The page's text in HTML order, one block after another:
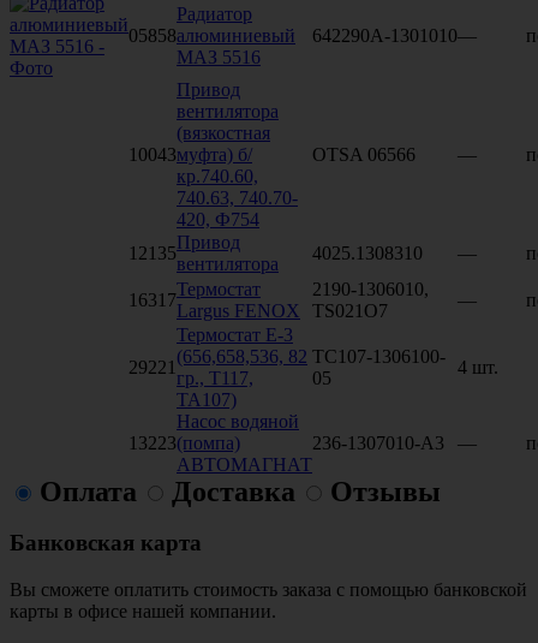
05858
Радиатор
алюминиевый
МАЗ 5516
642290А-1301010—
10043
Привод
вентилятора
(вязкостная
муфта) б/
кр.740.60,
740.63, 740.70-
420, Ф754
OTSA 06566 —
12135
Привод
вентилятора
4025.1308310 —
16317
Термостат
Largus FENOX
2190-1306010,
TS021O7
—
29221
Термостат Е-3
(656,658,536, 82
гр., Т117,
ТА107)
ТС107-1306100-
05
4 шт.
13223
Насос водяной
(помпа)
АВТОМАГНАТ
236-1307010-А3 —
Оплата Доставка Отзывы
Банковская карта
Вы сможете оплатить стоимость заказа с помощью банковской
карты в офисе нашей компании.